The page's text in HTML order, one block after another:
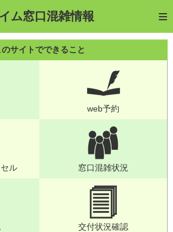
ム窓口混雑情報
ル
のサイトでできること
web予約
ル 窓口混雑状況
交付状況確認